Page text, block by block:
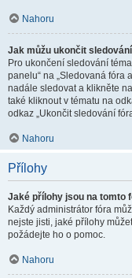
Nahoru
Jak můžu ukončit
Pro ukončení sledování
panelu“ na „Sledovaná fóra
nadále sledovat a klikněte
také kliknout v tématu na
odkaz „Ukončit sledování
Nahoru
Přílohy
Jaké přílohy jsou na tomto
Každý administrátor fóra
nejste jisti, jaké přílohy
požádejte ho o pomoc.
Nahoru